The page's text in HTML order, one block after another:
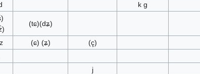
k g
(tɕ)(dʑ)
(ɕ) (ʑ) (ç)
j